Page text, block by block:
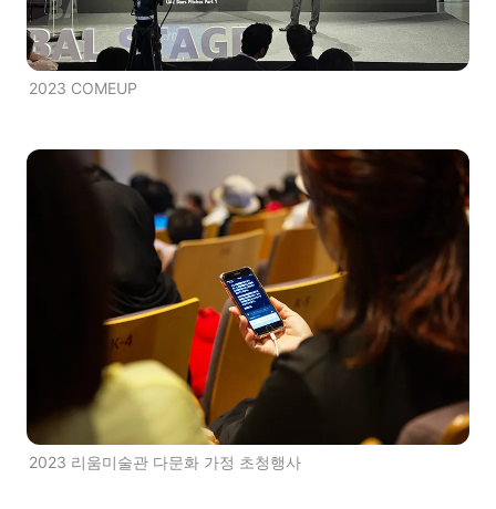
2023 COMEUP
2023 리움미술관 다문화 가정 초청행사